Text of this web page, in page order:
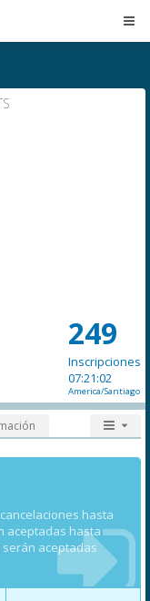
249
Inscripciones
07:21:02
America/Santiago
hasta
aceptadas hasta
serán aceptadas